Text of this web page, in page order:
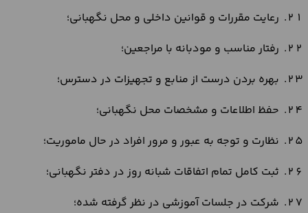
رعایت مقررات و قوانین داخلی و محل نگهبانی؛
رفتار مناسب و مودبانه با مراجعین؛
بهره بردن درست از منابع و تجهیزات در دسترس؛
حفظ اطلاعات و مشخصات محل نگهبانی؛
نظارت و توجه به عبور و مرور افراد در حال ماموریت؛
ثبت کامل تمام اتفاقات شبانه روز در دفتر نگهبانی؛
شرکت در جلسات آموزشی در نظر گرفته شده؛